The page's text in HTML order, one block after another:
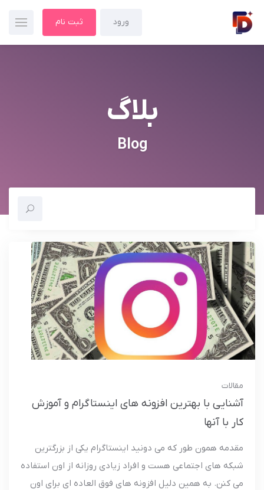
ورود ثبت نام
بلاگ
Blog
مقالات
آشنایی با بهترین افزونه های اینستاگرام و آموزش
کار با آنها
مقدمه همون طور که می دونید اینستاگرام یکی از بزرگترین
شبکه های اجتماعی هست و افراد زیادی روزانه از اون استفاده
می کنن. به همین دلیل افزونه های فوق العاده ای برای اون